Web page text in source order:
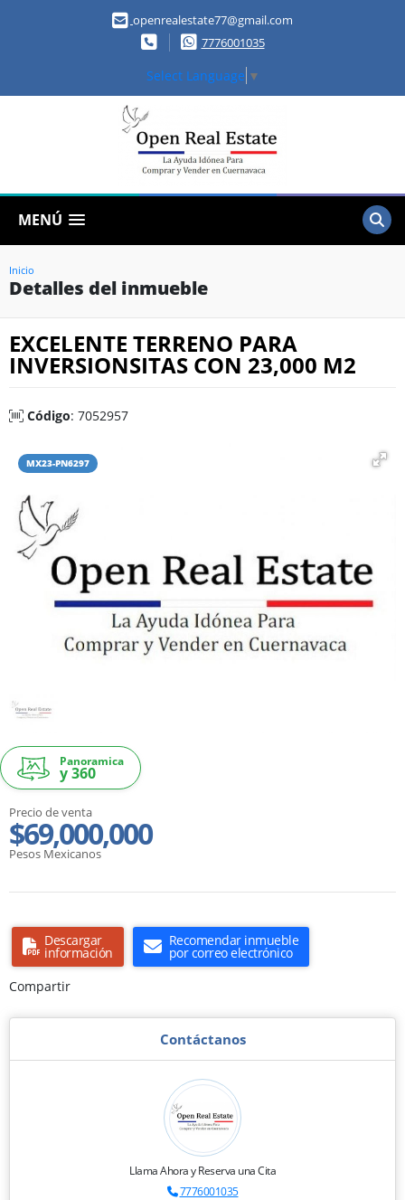
openrealestate77@gmail.com
7776001035
Select Language ▼
MENÚ
Inicio
Detalles del inmueble
EXCELENTE TERRENO PARA
INVERSIONSITAS CON 23,000 M2
Código: 7052957
MX23-PN6297
Panoramica
y 360
Precio de venta
$69,000,000
Pesos Mexicanos
Descargar
información
Recomendar inmueble
por correo electrónico
Compartir
Contáctanos
Llama Ahora y Reserva una Cita
7776001035